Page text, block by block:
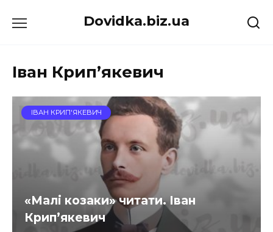
до
Dovidka.biz.ua
Іван Крип’якевич
ІВАН КРИП'ЯКЕВИЧ
«Малі козаки» читати. Іван
Крип’якевич